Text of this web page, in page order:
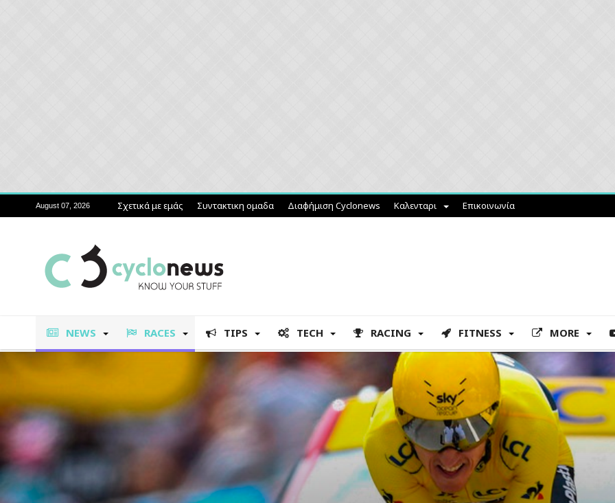
August 07, 2026 Σχετικά με εμάς Συντακτικη ομαδα Διαφήμιση Cyclonews Καλενταρι Επικοινωνία
NEWS RACES TIPS TECH RACING FITNESS MORE